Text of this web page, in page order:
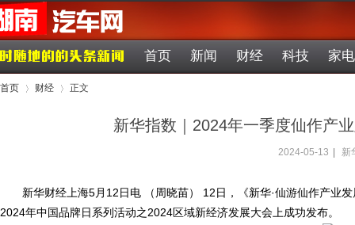
首页 新闻 财经 科技 家电
首页 财经 正文
新华指数｜2024年一季度仙作产
2024-05-13 新
新华财经上海5月12日电 （周晓苗） 12日，《新华·仙游仙作产业
2024年中国品牌日系列活动之2024区域新经济发展大会上成功发布。